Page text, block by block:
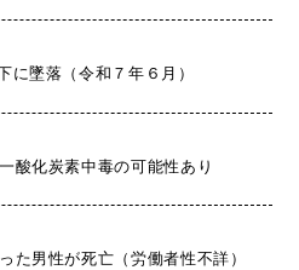
に墜落（令和７年６月）
酸化炭素中毒の可能性あり
た男性が死亡（労働者性不詳）